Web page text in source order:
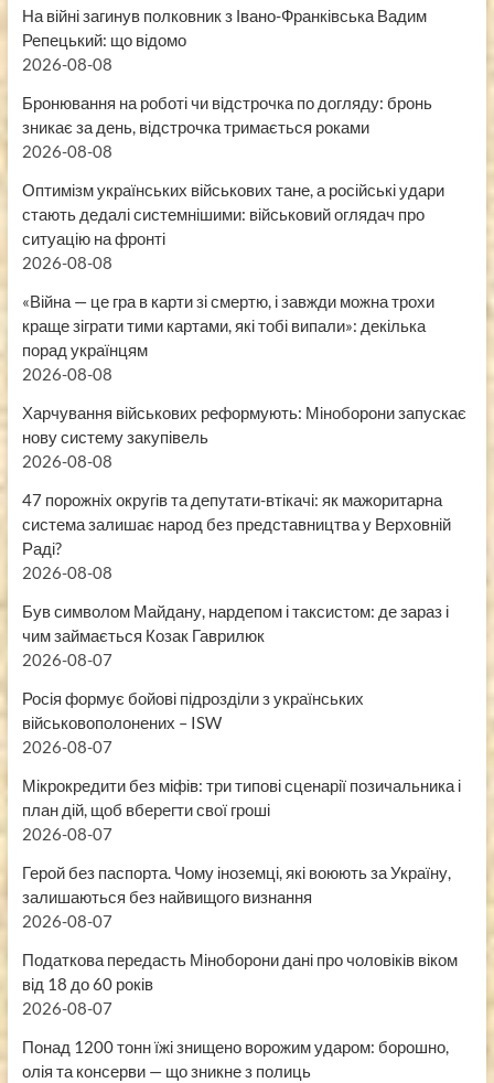
На війні загинув полковник з Івано-Франківська Вадим
Репецький: що відомо
2026-08-08
Бронювання на роботі чи відстрочка по догляду: бронь
зникає за день, відстрочка тримається роками
2026-08-08
Оптимізм українських військових тане, а російські удари
стають дедалі системнішими: військовий оглядач про
ситуацію на фронті
2026-08-08
«Війна — це гра в карти зі смертю, і завжди можна трохи
краще зіграти тими картами, які тобі випали»: декілька
порад українцям
2026-08-08
Харчування військових реформують: Міноборони запускає
нову систему закупівель
2026-08-08
47 порожніх округів та депутати-втікачі: як мажоритарна
система залишає народ без представництва у Верховній
Раді?
2026-08-08
Був символом Майдану, нардепом і таксистом: де зараз і
чим займається Козак Гаврилюк
2026-08-07
Росія формує бойові підрозділи з українських
військовополонених – ISW
2026-08-07
Мікрокредити без міфів: три типові сценарії позичальника і
план дій, щоб вберегти свої гроші
2026-08-07
Герой без паспорта. Чому іноземці, які воюють за Україну,
залишаються без найвищого визнання
2026-08-07
Податкова передасть Міноборони дані про чоловіків віком
від 18 до 60 років
2026-08-07
Понад 1200 тонн їжі знищено ворожим ударом: борошно,
олія та консерви — що зникне з полиць